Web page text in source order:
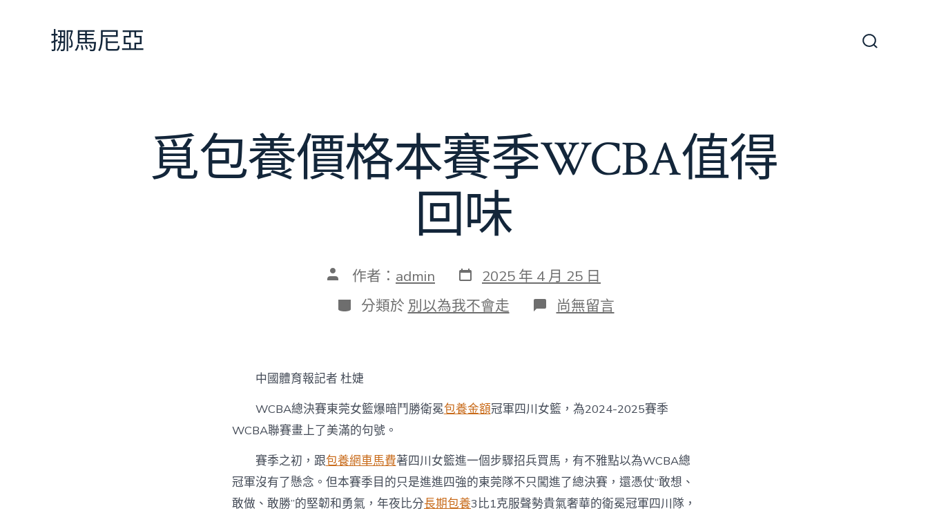
挪馬尼亞
覓包養價格本賽季WCBA值得
回味
文
作
者
作者： admin 發
表
日
期
2025 年 4 月 25 日
分
類
分類於 別以為我不會走 在
〈覓
賽
季
得
回
味〉
中
尚無留言
中國體育報記者 杜婕
WCBA總決賽東莞女籃爆暗鬥勝衛冕包養金額冠軍四川女籃，為2024-2025賽季
WCBA聯賽畫上了美滿的句號。
賽季之初，跟包養網車馬費著四川女籃進一個步驟招兵買馬，有不雅點以為WCBA總
冠軍沒有了懸念。但本賽季目的只是進進四強的東莞隊不只闖進了總決賽，還憑仗“敢想、
敢做、敢勝”的堅韌和勇氣，年夜比分長期包養3比1克服聲勢貴氣奢華的衛冕冠軍四川隊，